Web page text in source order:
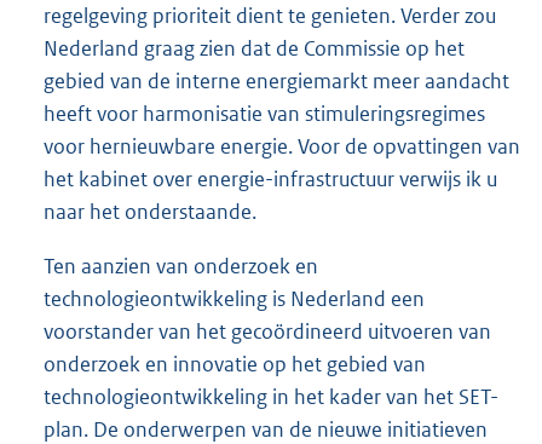
regelgeving prioriteit dient te genieten. Verder zou
Nederland graag zien dat de Commissie op het
gebied van de interne energiemarkt meer aandacht
heeft voor harmonisatie van stimuleringsregimes
voor hernieuwbare energie. Voor de opvattingen van
het kabinet over energie-infrastructuur verwijs ik u
naar het onderstaande.
Ten aanzien van onderzoek en
technologieontwikkeling is Nederland een
voorstander van het gecoördineerd uitvoeren van
onderzoek en innovatie op het gebied van
technologieontwikkeling in het kader van het SET-
plan. De onderwerpen van de nieuwe initiatieven